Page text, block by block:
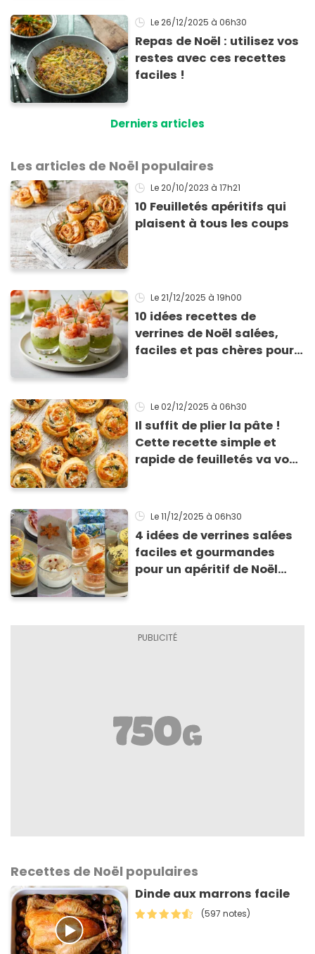
Le 26/12/2025 à 06h30
Repas de Noël : utilisez vos
restes avec ces recettes
faciles !
Derniers articles
Les articles de Noël populaires
Le 20/10/2023 à 17h21
10 Feuilletés apéritifs qui
plaisent à tous les coups
Le 21/12/2025 à 19h00
10 idées recettes de
verrines de Noël salées,
faciles et pas chères pour
Le 02/12/2025 à 06h30
Il suffit de plier la pâte !
Cette recette simple et
rapide de feuilletés va vous
Le 11/12/2025 à 06h30
4 idées de verrines salées
faciles et gourmandes
pour un apéritif de Noël
Recettes de Noël populaires
Dinde aux marrons facile
(597 notes)